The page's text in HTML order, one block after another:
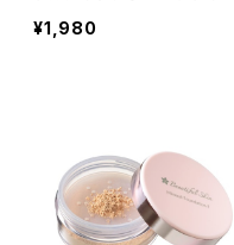
ルセット
¥1,980